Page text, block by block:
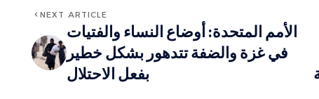
NEXT ARTICLE
الأمم المتحدة: أوضاع النساء والفتيات
في غزة والضفة تتدهور بشكل خطير
بفعل الاحتلال